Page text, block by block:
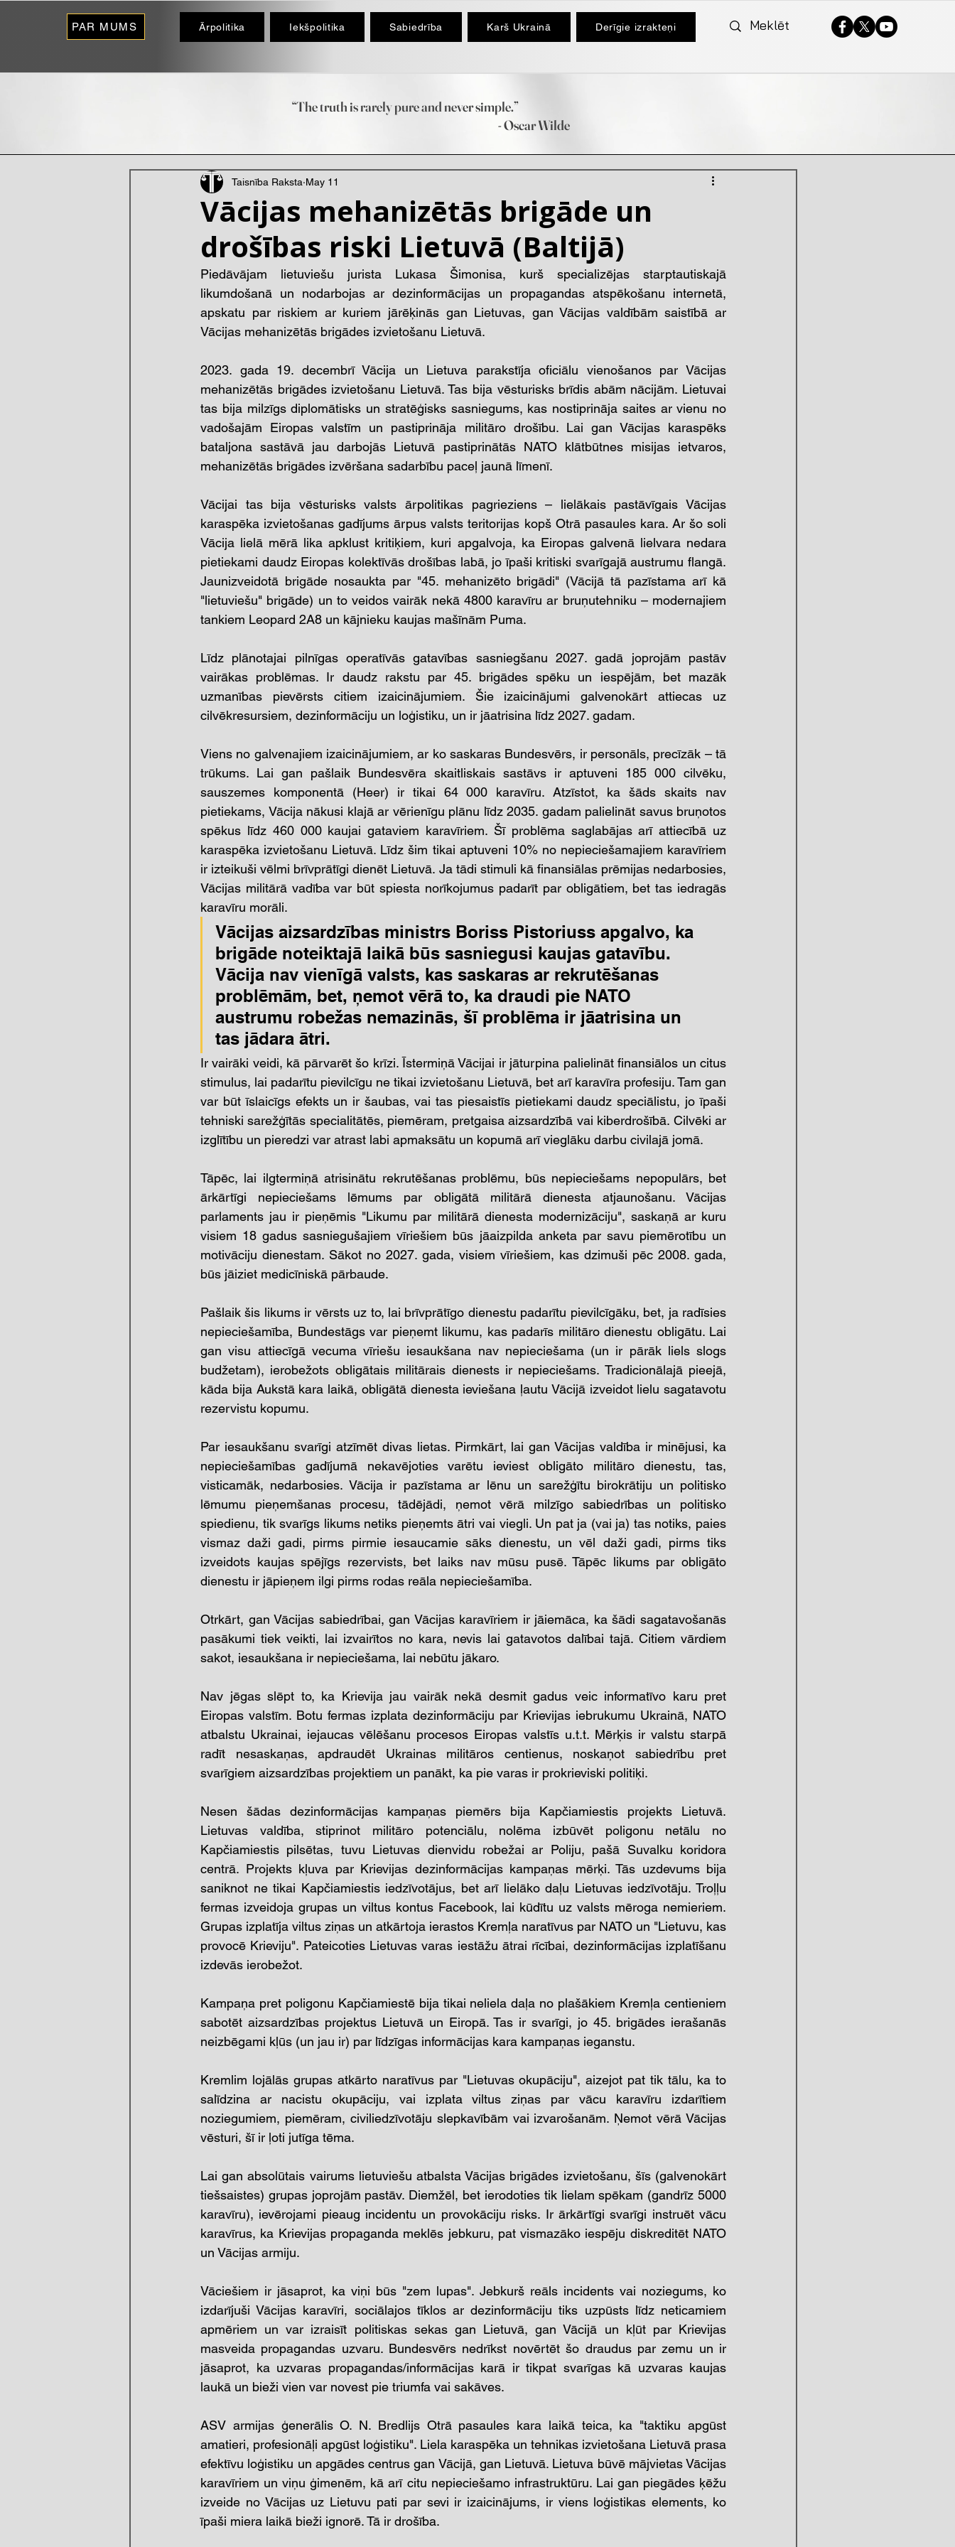
PAR MUMS Ārpolitika Iekšpolitika Sabiedrība Karš Ukrainā Derīgie izrakteņi
“The truth is rarely pure and never simple.”
- Oscar Wilde
Vācijas mehanizētās brigāde un
drošības riski Lietuvā (Baltijā)
Taisnība Raksta May 11
Piedāvājam lietuviešu jurista Lukasa Šimonisa, kurš specializējas starptautiskajā
likumdošanā un nodarbojas ar dezinformācijas un propagandas atspēkošanu internetā,
apskatu par riskiem ar kuriem jārēķinās gan Lietuvas, gan Vācijas valdībām saistībā ar
Vācijas mehanizētās brigādes izvietošanu Lietuvā.
2023. gada 19. decembrī Vācija un Lietuva parakstīja oficiālu vienošanos par Vācijas
mehanizētās brigādes izvietošanu Lietuvā. Tas bija vēsturisks brīdis abām nācijām. Lietuvai
tas bija milzīgs diplomātisks un stratēģisks sasniegums, kas nostiprināja saites ar vienu no
vadošajām Eiropas valstīm un pastiprināja militāro drošību. Lai gan Vācijas karaspēks
bataljona sastāvā jau darbojās Lietuvā pastiprinātās NATO klātbūtnes misijas ietvaros,
mehanizētās brigādes izvēršana sadarbību paceļ jaunā līmenī.
Vācijai tas bija vēsturisks valsts ārpolitikas pagrieziens – lielākais pastāvīgais Vācijas
karaspēka izvietošanas gadījums ārpus valsts teritorijas kopš Otrā pasaules kara. Ar šo soli
Vācija lielā mērā lika apklust kritiķiem, kuri apgalvoja, ka Eiropas galvenā lielvara nedara
pietiekami daudz Eiropas kolektīvās drošības labā, jo īpaši kritiski svarīgajā austrumu flangā.
Jaunizveidotā brigāde nosaukta par "45. mehanizēto brigādi" (Vācijā tā pazīstama arī kā
"lietuviešu" brigāde) un to veidos vairāk nekā 4800 karavīru ar bruņutehniku – modernajiem
tankiem Leopard 2A8 un kājnieku kaujas mašīnām Puma.
Līdz plānotajai pilnīgas operatīvās gatavības sasniegšanu 2027. gadā joprojām pastāv
vairākas problēmas. Ir daudz rakstu par 45. brigādes spēku un iespējām, bet mazāk
uzmanības pievērsts citiem izaicinājumiem. Šie izaicinājumi galvenokārt attiecas uz
cilvēkresursiem, dezinformāciju un loģistiku, un ir jāatrisina līdz 2027. gadam.
Viens no galvenajiem izaicinājumiem, ar ko saskaras Bundesvērs, ir personāls, precīzāk – tā
trūkums. Lai gan pašlaik Bundesvēra skaitliskais sastāvs ir aptuveni 185 000 cilvēku,
sauszemes komponentā (Heer) ir tikai 64 000 karavīru. Atzīstot, ka šāds skaits nav
pietiekams, Vācija nākusi klajā ar vērienīgu plānu līdz 2035. gadam palielināt savus bruņotos
spēkus līdz 460 000 kaujai gataviem karavīriem. Šī problēma saglabājas arī attiecībā uz
karaspēka izvietošanu Lietuvā. Līdz šim tikai aptuveni 10% no nepieciešamajiem karavīriem
ir izteikuši vēlmi brīvprātīgi dienēt Lietuvā. Ja tādi stimuli kā finansiālas prēmijas nedarbosies,
Vācijas militārā vadība var būt spiesta norīkojumus padarīt par obligātiem, bet tas iedragās
karavīru morāli.
Vācijas aizsardzības ministrs Boriss Pistoriuss apgalvo, ka
brigāde noteiktajā laikā būs sasniegusi kaujas gatavību.
Vācija nav vienīgā valsts, kas saskaras ar rekrutēšanas
problēmām, bet, ņemot vērā to, ka draudi pie NATO
austrumu robežas nemazinās, šī problēma ir jāatrisina un
tas jādara ātri.
Ir vairāki veidi, kā pārvarēt šo krīzi. Īstermiņā Vācijai ir jāturpina palielināt finansiālos un citus
stimulus, lai padarītu pievilcīgu ne tikai izvietošanu Lietuvā, bet arī karavīra profesiju. Tam gan
var būt īslaicīgs efekts un ir šaubas, vai tas piesaistīs pietiekami daudz speciālistu, jo īpaši
tehniski sarežģītās specialitātēs, piemēram, pretgaisa aizsardzībā vai kiberdrošībā. Cilvēki ar
izglītību un pieredzi var atrast labi apmaksātu un kopumā arī vieglāku darbu civilajā jomā.
Tāpēc, lai ilgtermiņā atrisinātu rekrutēšanas problēmu, būs nepieciešams nepopulārs, bet
ārkārtīgi nepieciešams lēmums par obligātā militārā dienesta atjaunošanu. Vācijas
parlaments jau ir pieņēmis "Likumu par militārā dienesta modernizāciju", saskaņā ar kuru
visiem 18 gadus sasniegušajiem vīriešiem būs jāaizpilda anketa par savu piemērotību un
motivāciju dienestam. Sākot no 2027. gada, visiem vīriešiem, kas dzimuši pēc 2008. gada,
būs jāiziet medicīniskā pārbaude.
Pašlaik šis likums ir vērsts uz to, lai brīvprātīgo dienestu padarītu pievilcīgāku, bet, ja radīsies
nepieciešamība, Bundestāgs var pieņemt likumu, kas padarīs militāro dienestu obligātu. Lai
gan visu attiecīgā vecuma vīriešu iesaukšana nav nepieciešama (un ir pārāk liels slogs
budžetam), ierobežots obligātais militārais dienests ir nepieciešams. Tradicionālajā pieejā,
kāda bija Aukstā kara laikā, obligātā dienesta ieviešana ļautu Vācijā izveidot lielu sagatavotu
rezervistu kopumu.
Par iesaukšanu svarīgi atzīmēt divas lietas. Pirmkārt, lai gan Vācijas valdība ir minējusi, ka
nepieciešamības gadījumā nekavējoties varētu ieviest obligāto militāro dienestu, tas,
visticamāk, nedarbosies. Vācija ir pazīstama ar lēnu un sarežģītu birokrātiju un politisko
lēmumu pieņemšanas procesu, tādējādi, ņemot vērā milzīgo sabiedrības un politisko
spiedienu, tik svarīgs likums netiks pieņemts ātri vai viegli. Un pat ja (vai ja) tas notiks, paies
vismaz daži gadi, pirms pirmie iesaucamie sāks dienestu, un vēl daži gadi, pirms tiks
izveidots kaujas spējīgs rezervists, bet laiks nav mūsu pusē. Tāpēc likums par obligāto
dienestu ir jāpieņem ilgi pirms rodas reāla nepieciešamība.
Otrkārt, gan Vācijas sabiedrībai, gan Vācijas karavīriem ir jāiemāca, ka šādi sagatavošanās
pasākumi tiek veikti, lai izvairītos no kara, nevis lai gatavotos dalībai tajā. Citiem vārdiem
sakot, iesaukšana ir nepieciešama, lai nebūtu jākaro.
Nav jēgas slēpt to, ka Krievija jau vairāk nekā desmit gadus veic informatīvo karu pret
Eiropas valstīm. Botu fermas izplata dezinformāciju par Krievijas iebrukumu Ukrainā, NATO
atbalstu Ukrainai, iejaucas vēlēšanu procesos Eiropas valstīs u.t.t. Mērķis ir valstu starpā
radīt nesaskaņas, apdraudēt Ukrainas militāros centienus, noskaņot sabiedrību pret
svarīgiem aizsardzības projektiem un panākt, ka pie varas ir prokrieviski politiķi.
Nesen šādas dezinformācijas kampaņas piemērs bija Kapčiamiestis projekts Lietuvā.
Lietuvas valdība, stiprinot militāro potenciālu, nolēma izbūvēt poligonu netālu no
Kapčiamiestis pilsētas, tuvu Lietuvas dienvidu robežai ar Poliju, pašā Suvalku koridora
centrā. Projekts kļuva par Krievijas dezinformācijas kampaņas mērķi. Tās uzdevums bija
saniknot ne tikai Kapčiamiestis iedzīvotājus, bet arī lielāko daļu Lietuvas iedzīvotāju. Troļļu
fermas izveidoja grupas un viltus kontus Facebook, lai kūdītu uz valsts mēroga nemieriem.
Grupas izplatīja viltus ziņas un atkārtoja ierastos Kremļa naratīvus par NATO un "Lietuvu, kas
provocē Krieviju". Pateicoties Lietuvas varas iestāžu ātrai rīcībai, dezinformācijas izplatīšanu
izdevās ierobežot.
Kampaņa pret poligonu Kapčiamiestē bija tikai neliela daļa no plašākiem Kremļa centieniem
sabotēt aizsardzības projektus Lietuvā un Eiropā. Tas ir svarīgi, jo 45. brigādes ierašanās
neizbēgami kļūs (un jau ir) par līdzīgas informācijas kara kampaņas ieganstu.
Kremlim lojālās grupas atkārto naratīvus par "Lietuvas okupāciju", aizejot pat tik tālu, ka to
salīdzina ar nacistu okupāciju, vai izplata viltus ziņas par vācu karavīru izdarītiem
noziegumiem, piemēram, civiliedzīvotāju slepkavībām vai izvarošanām. Ņemot vērā Vācijas
vēsturi, šī ir ļoti jutīga tēma.
Lai gan absolūtais vairums lietuviešu atbalsta Vācijas brigādes izvietošanu, šīs (galvenokārt
tiešsaistes) grupas joprojām pastāv. Diemžēl, bet ierodoties tik lielam spēkam (gandrīz 5000
karavīru), ievērojami pieaug incidentu un provokāciju risks. Ir ārkārtīgi svarīgi instruēt vācu
karavīrus, ka Krievijas propaganda meklēs jebkuru, pat vismazāko iespēju diskreditēt NATO
un Vācijas armiju.
Vāciešiem ir jāsaprot, ka viņi būs "zem lupas". Jebkurš reāls incidents vai noziegums, ko
izdarījuši Vācijas karavīri, sociālajos tīklos ar dezinformāciju tiks uzpūsts līdz neticamiem
apmēriem un var izraisīt politiskas sekas gan Lietuvā, gan Vācijā un kļūt par Krievijas
masveida propagandas uzvaru. Bundesvērs nedrīkst novērtēt šo draudus par zemu un ir
jāsaprot, ka uzvaras propagandas/informācijas karā ir tikpat svarīgas kā uzvaras kaujas
laukā un bieži vien var novest pie triumfa vai sakāves.
ASV armijas ģenerālis O. N. Bredlijs Otrā pasaules kara laikā teica, ka "taktiku apgūst
amatieri, profesionāļi apgūst loģistiku". Liela karaspēka un tehnikas izvietošana Lietuvā prasa
efektīvu loģistiku un apgādes centrus gan Vācijā, gan Lietuvā. Lietuva būvē mājvietas Vācijas
karavīriem un viņu ģimenēm, kā arī citu nepieciešamo infrastruktūru. Lai gan piegādes ķēžu
izveide no Vācijas uz Lietuvu pati par sevi ir izaicinājums, ir viens loģistikas elements, ko
īpaši miera laikā bieži ignorē. Tā ir drošība.